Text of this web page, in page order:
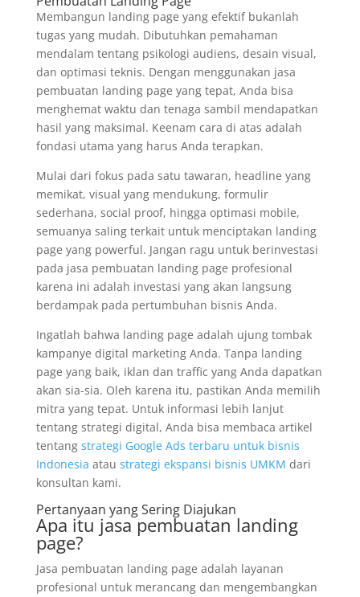
Membangun landing page yang efektif bukanlah
tugas yang mudah. Dibutuhkan pemahaman
mendalam tentang psikologi audiens, desain visual,
dan optimasi teknis. Dengan menggunakan jasa
pembuatan landing page yang tepat, Anda bisa
menghemat waktu dan tenaga sambil mendapatkan
hasil yang maksimal. Keenam cara di atas adalah
fondasi utama yang harus Anda terapkan.
Mulai dari fokus pada satu tawaran, headline yang
memikat, visual yang mendukung, formulir
sederhana, social proof, hingga optimasi mobile,
semuanya saling terkait untuk menciptakan landing
page yang powerful. Jangan ragu untuk berinvestasi
pada jasa pembuatan landing page profesional
karena ini adalah investasi yang akan langsung
berdampak pada pertumbuhan bisnis Anda.
Ingatlah bahwa landing page adalah ujung tombak
kampanye digital marketing Anda. Tanpa landing
page yang baik, iklan dan traffic yang Anda dapatkan
akan sia-sia. Oleh karena itu, pastikan Anda memilih
mitra yang tepat. Untuk informasi lebih lanjut
tentang strategi digital, Anda bisa membaca artikel
tentang strategi Google Ads terbaru untuk bisnis
Indonesia atau strategi ekspansi bisnis UMKM dari
konsultan kami.
Pertanyaan yang Sering Diajukan
Apa itu jasa pembuatan landing
page?
Jasa pembuatan landing page adalah layanan
profesional untuk merancang dan mengembangkan